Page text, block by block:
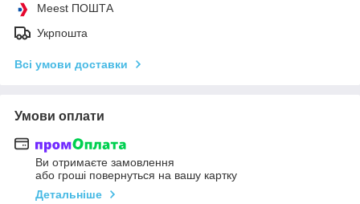
Meest ПОШТА
Укрпошта
Всі умови доставки
Умови оплати
Ви отримаєте замовлення
або гроші повернуться на вашу картку
Детальніше